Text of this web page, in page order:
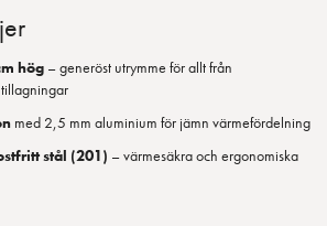
hög – generöst utrymme för allt från
med 2,5 mm aluminium för jämn värmefördelning
stål (201) – värmesäkra och ergonomiska